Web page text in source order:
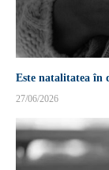
Este natalitatea în
27/06/2026